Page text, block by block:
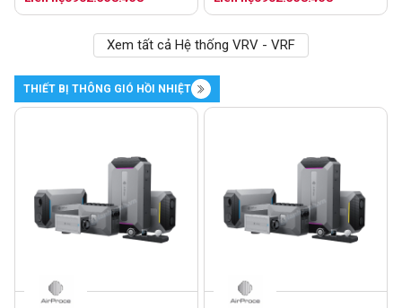
Xem tất cả Hệ thống VRV - VRF
THIẾT BỊ THÔNG GIÓ HỒI NHIỆT